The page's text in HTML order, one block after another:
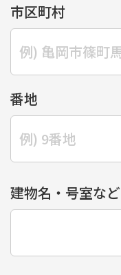
市区町村
番地
建物名・号室など